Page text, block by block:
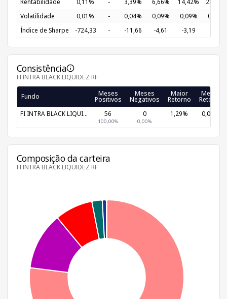
Volatilidade
0,01% - 0,04% 0,09% 0,09%
0,12%
Índice de Sharpe
-724,33 - -11,66 -4,61 -3,19 -2,04
Consistência
FI INTRA BLACK LIQUIDEZ RF
Fundo Meses
Positivos
Meses
Negativos
Maior
Retorno
Menor
Retorno
FI INTRA BLACK LIQUI... 56
100,00%
0
0,00%
1,29% 0,01%
Composição da carteira
FI INTRA BLACK LIQUIDEZ RF